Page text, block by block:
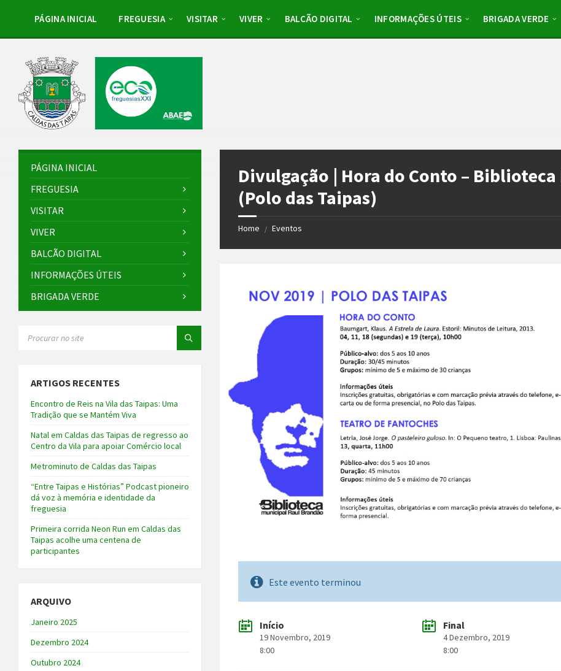
sidebar
PÁGINA INICIAL FREGUESIA VISITAR VIVER BALCÃO DIGITAL INFORMAÇÕES ÚTEIS BRIGADA VERDE
Divulgação | Hora do Conto –
(Polo das Taipas)
Home / Eventos
Este evento terminou
Início
19 Novembro, 2019
8:00
Final
4 Dezembro, 2019
8:00
PÁGINA INICIAL
FREGUESIA
VISITAR
VIVER
BALCÃO DIGITAL
INFORMAÇÕES ÚTEIS
BRIGADA VERDE
ARTIGOS RECENTES
Encontro de Reis na Vila das Taipas: Uma
Tradição que se Mantém Viva
Natal em Caldas das Taipas de regresso ao
Centro da Vila para apoiar Comércio local
Metrominuto de Caldas das Taipas
“Entre Taipas e Histórias” Podcast pioneiro
dá voz à memória e identidade da
freguesia
Primeira corrida Neon Run em Caldas das
Taipas acolhe uma centena de
participantes
ARQUIVO
Janeiro 2025
Dezembro 2024
Outubro 2024